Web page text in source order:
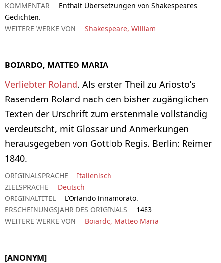
KOMMENTAR
Enthält Übersetzungen von Shakespeares
Gedichten.
WEITERE WERKE VON
Shakespeare, William
BOIARDO, MATTEO MARIA
Verliebter Roland. Als erster Theil zu Ariosto’s
Rasendem Roland nach den bisher zugänglichen
Texten der Urschrift zum erstenmale vollständig
verdeutscht, mit Glossar und Anmerkungen
herausgegeben von Gottlob Regis. Berlin: Reimer
1840.
ORIGINALSPRACHE
Italienisch
ZIELSPRACHE
Deutsch
ORIGINALTITEL
L’Orlando innamorato.
ERSCHEINUNGSJAHR DES ORIGINALS
1483
WEITERE WERKE VON
Boiardo, Matteo Maria
[ANONYM]